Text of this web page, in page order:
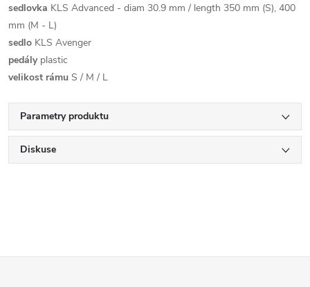
sedlovka KLS Advanced - diam 30.9 mm / length 350 mm (S), 400
mm (M - L)
sedlo KLS Avenger
pedályplastic
velikost rámu S / M / L
Parametry produktu
Diskuse